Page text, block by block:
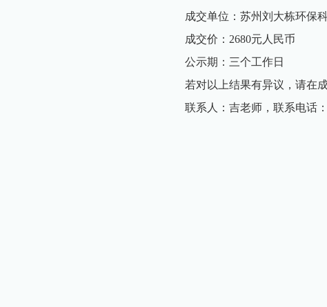
成交单位：苏州刘大栋环保
成交价：2680元人民币
公示期：三个工作日
若对以上结果有异议，请在
联系人：吉老师，联系电话：